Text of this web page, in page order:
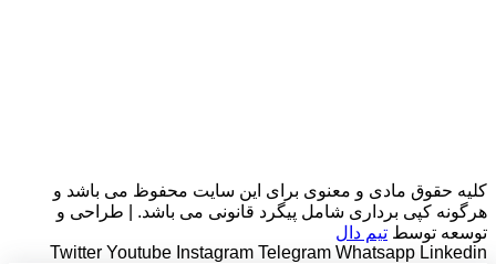
کلیه حقوق مادی و معنوی برای این سایت محفوظ می باشد و
هرگونه کپی برداری شامل پیگرد قانونی می باشد. | طراحی و
توسعه توسط تیم دال
Twitter Youtube Instagram Telegram Whatsapp Linkedin